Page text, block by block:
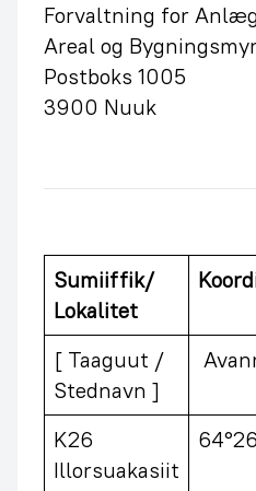
Forvaltning for
Areal og
Postboks 1005
3900 Nuuk
Sumiiffik/
Lokalitet
[ Taaguut /
Stednavn ]
K26
Illorsuakasiit